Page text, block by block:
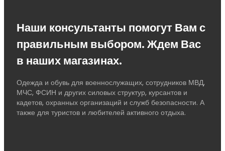
Наши консультанты помогут Вам с
правильным выбором. Ждем Вас
в наших магазинах.
Одежда и обувь для военнослужащих, сотрудников МВД,
МЧС, ФСИН и других силовых структур, курсантов и
кадетов, охранных организаций и служб безопасности. А
также для туристов и любителей активного отдыха.